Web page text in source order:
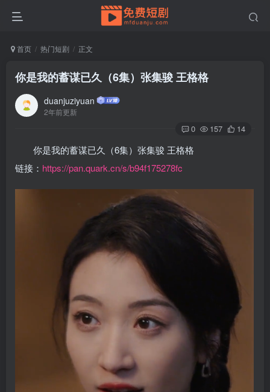
首页 热门短剧 正文
你是我的蓄谋已久（6集）张集骏 王格格
duanjuziyuan
2年前更新
0 157 14
你是我的蓄谋已久（6集）张集骏 王格格
链接： https://pan.quark.cn/s/b94f175278fc